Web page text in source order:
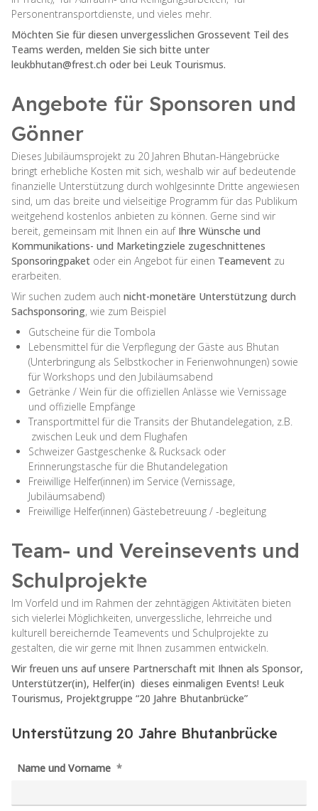
Personentransportdienste, und vieles mehr.
Möchten Sie für diesen unvergesslichen Grossevent Teil des
Teams werden, melden Sie sich bitte unter
leukbhutan@frest.ch oder bei Leuk Tourismus.
Angebote für Sponsoren und
Gönner
Dieses Jubiläumsprojekt zu 20 Jahren Bhutan-Hängebrücke
bringt erhebliche Kosten mit sich, weshalb wir auf bedeutende
finanzielle Unterstützung durch wohlgesinnte Dritte angewiesen
sind, um das breite und vielseitige Programm für das Publikum
weitgehend kostenlos anbieten zu können. Gerne sind wir
bereit, gemeinsam mit Ihnen ein auf Ihre Wünsche und
Kommunikations- und Marketingziele zugeschnittenes
Sponsoringpaket oder ein Angebot für einen Teamevent zu
erarbeiten.
Wir suchen zudem auch nicht-monetäre Unterstützung durch
Sachsponsoring, wie zum Beispiel
Gutscheine für die Tombola
Lebensmittel für die Verpflegung der Gäste aus Bhutan
(Unterbringung als Selbstkocher in Ferienwohnungen) sowie
für Workshops und den Jubiläumsabend
Getränke / Wein für die offiziellen Anlässe wie Vernissage
und offizielle Empfänge
Transportmittel für die Transits der Bhutandelegation, z.B.
zwischen Leuk und dem Flughafen
Schweizer Gastgeschenke & Rucksack oder
Erinnerungstasche für die Bhutandelegation
Freiwillige Helfer(innen) im Service (Vernissage,
Jubiläumsabend)
Freiwillige Helfer(innen) Gästebetreuung / -begleitung
Team- und Vereinsevents und
Schulprojekte
Im Vorfeld und im Rahmen der zehntägigen Aktivitäten bieten
sich vielerlei Möglichkeiten, unvergessliche, lehrreiche und
kulturell bereichernde Teamevents und Schulprojekte zu
gestalten, die wir gerne mit Ihnen zusammen entwickeln.
Wir freuen uns auf unsere Partnerschaft mit Ihnen als Sponsor,
Unterstützer(in), Helfer(in) dieses einmaligen Events! Leuk
Tourismus, Projektgruppe “20 Jahre Bhutanbrücke”
Unterstützung 20 Jahre Bhutanbrücke
Name und Vorname